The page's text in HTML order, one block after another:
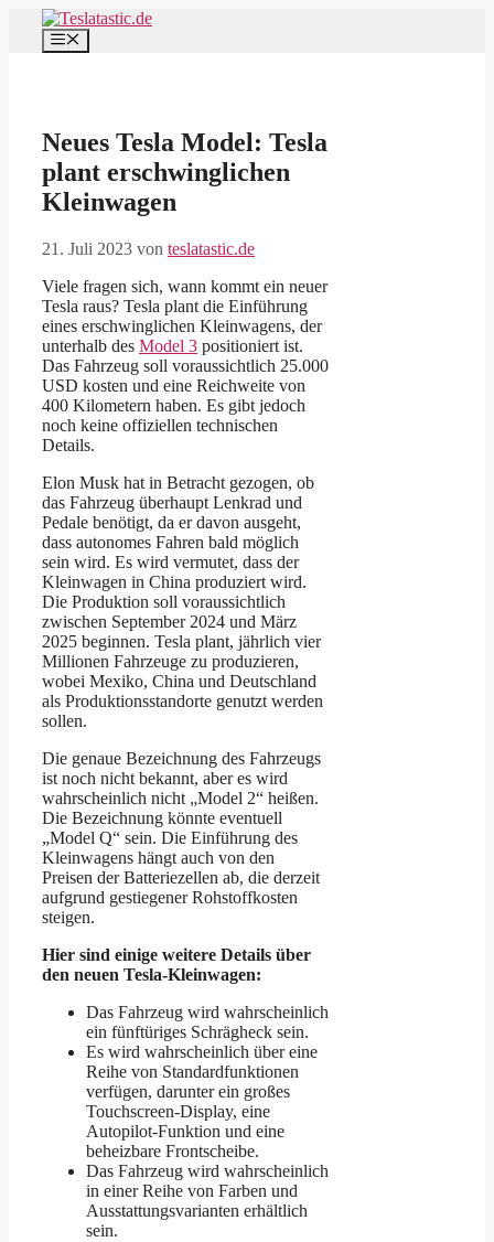
Inhalt
springen
Menü
Neues Tesla Model: Tesla
plant erschwinglichen
Kleinwagen
21. Juli 2023 von teslatastic.de
Viele fragen sich, wann kommt ein neuer
Tesla raus? Tesla plant die Einführung
eines erschwinglichen Kleinwagens, der
unterhalb des Model 3 positioniert ist.
Das Fahrzeug soll voraussichtlich 25.000
USD kosten und eine Reichweite von
400 Kilometern haben. Es gibt jedoch
noch keine offiziellen technischen
Details.
Elon Musk hat in Betracht gezogen, ob
das Fahrzeug überhaupt Lenkrad und
Pedale benötigt, da er davon ausgeht,
dass autonomes Fahren bald möglich
sein wird. Es wird vermutet, dass der
Kleinwagen in China produziert wird.
Die Produktion soll voraussichtlich
zwischen September 2024 und März
2025 beginnen. Tesla plant, jährlich vier
Millionen Fahrzeuge zu produzieren,
wobei Mexiko, China und Deutschland
als Produktionsstandorte genutzt werden
sollen.
Die genaue Bezeichnung des Fahrzeugs
ist noch nicht bekannt, aber es wird
wahrscheinlich nicht „Model 2“ heißen.
Die Bezeichnung könnte eventuell
„Model Q“ sein. Die Einführung des
Kleinwagens hängt auch von den
Preisen der Batteriezellen ab, die derzeit
aufgrund gestiegener Rohstoffkosten
steigen.
Hier sind einige weitere Details über
den neuen Tesla-Kleinwagen:
Das Fahrzeug wird wahrscheinlich
ein fünftüriges Schrägheck sein.
Es wird wahrscheinlich über eine
Reihe von Standardfunktionen
verfügen, darunter ein großes
Touchscreen-Display, eine
Autopilot-Funktion und eine
beheizbare Frontscheibe.
Das Fahrzeug wird wahrscheinlich
in einer Reihe von Farben und
Ausstattungsvarianten erhältlich
sein.